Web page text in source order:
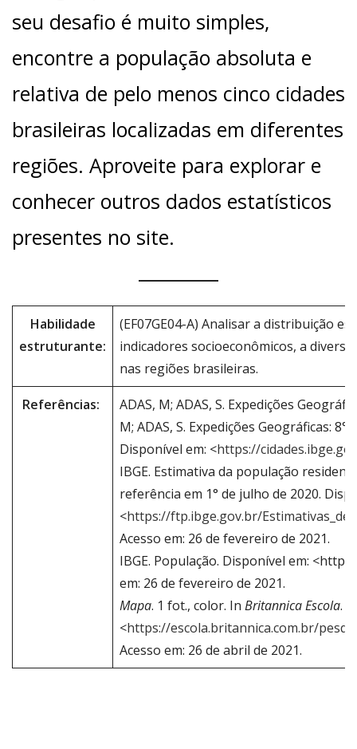
seu desafio é muito simples,
encontre a população absoluta e
relativa de pelo menos cinco cidades
brasileiras localizadas em diferentes
regiões. Aproveite para explorar e
conhecer outros dados estatísticos
presentes no site.
Habilidade
estruturante:
(EF07GE04-A) Analisar a distribuição
indicadores socioeconômicos, a
nas regiões brasileiras.
Referências:
ADAS, M; ADAS, S. Expedições
M; ADAS, S. Expedições Geográficas:
Disponível em: <https://
IBGE. Estimativa da população
referência em 1° de julho de 2020.
<https://ftp.ibge.gov.br/
Acesso em: 26 de fevereiro de 2021.
IBGE. População. Disponível em:
em: 26 de fevereiro de 2021.
Mapa. 1 fot., color. In Britannica Escola.
<https://escola.britannica.com.br/
Acesso em: 26 de abril de 2021.